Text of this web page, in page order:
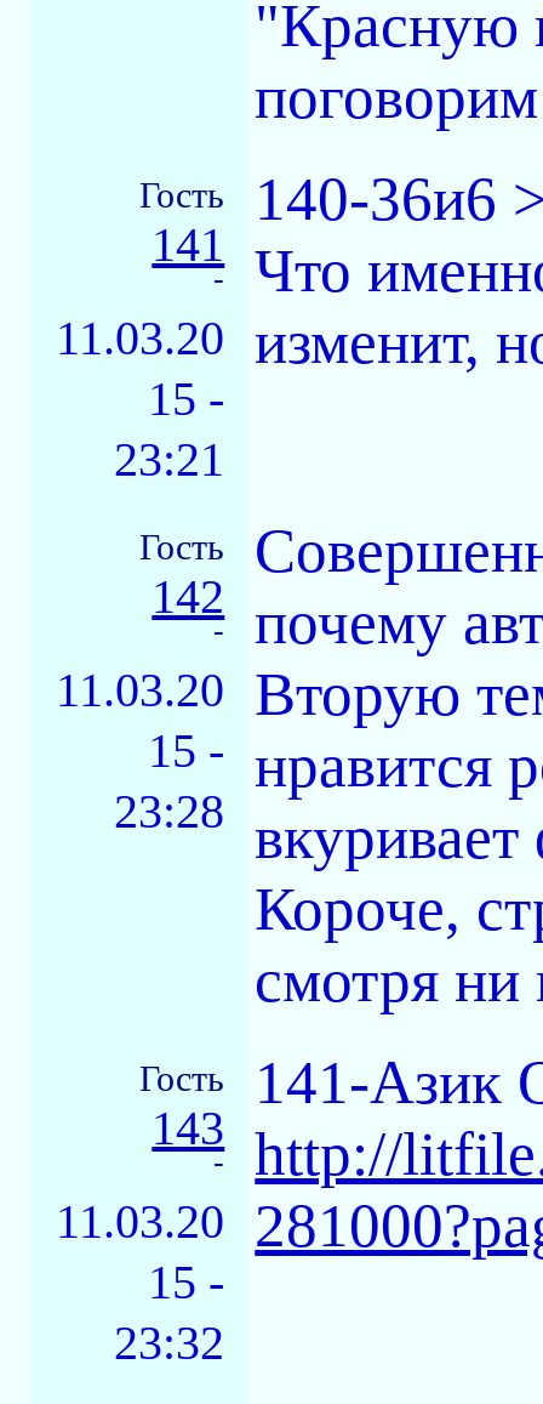
"Красную
Гость
141
-
11.03.20
15 -
23:21
140-36и6
Что
изменит,
Гость
142
-
11.03.20
15 -
23:28
почему
Вторую
нравится
Короче,
смотря ни
Гость
143
-
11.03.20
15 -
23:32
141-Азик
http://